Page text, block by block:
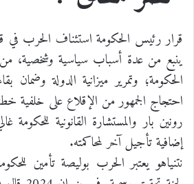
قرار رئيس الحكومة استئناف الحرب
ينبع من عدة أسباب سياسية وشخصية، من
الحكومة؛ وتمرير ميزانية الدولة وضمان
احتجاج الجمهور من الإقلاع على خلفية
رونين بار والمستشارة القانونية للحكومة
إضافية تأجيل آخر لمحاكمته.
نتنياهو يعتبر الحرب بوليصة تأمين